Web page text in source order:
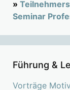
»
Seminar
Führung &
Vorträge